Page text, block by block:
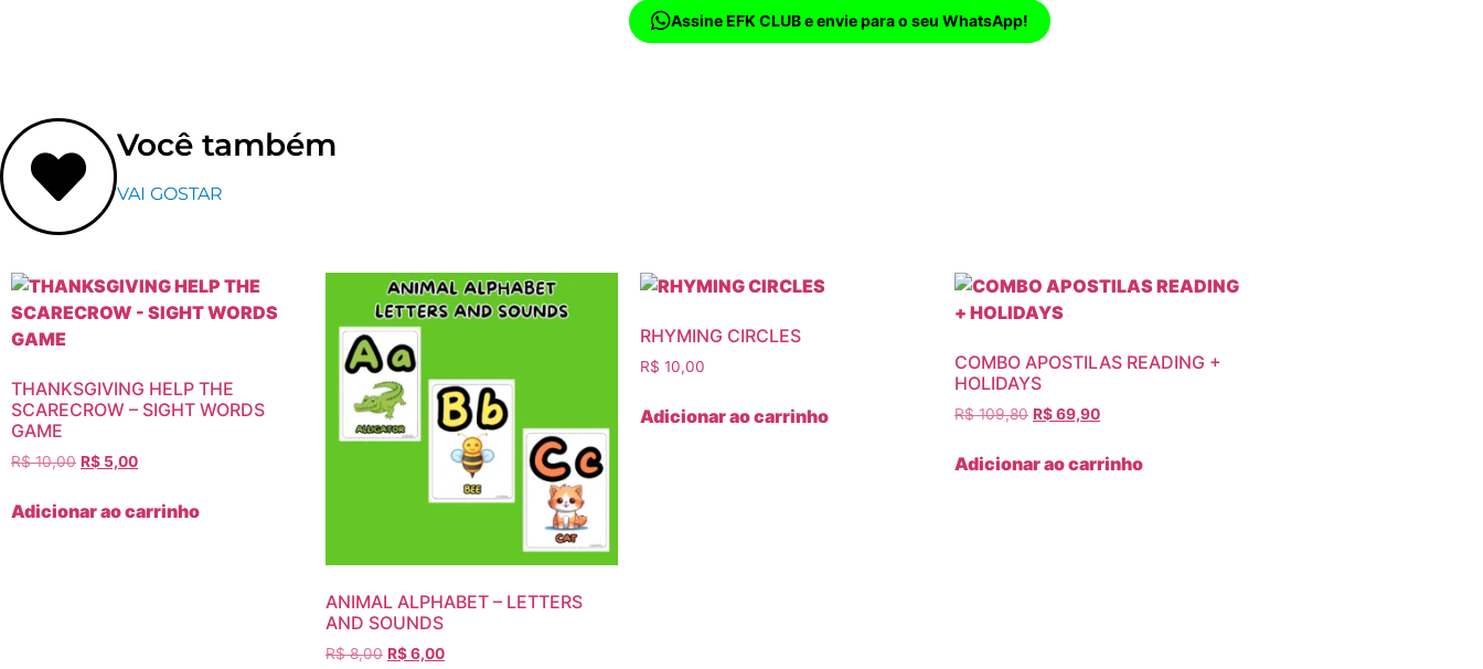
Assine EFK CLUB e envie para o seu WhatsApp!
Você também
VAI GOSTAR
THANKSGIVING HELP THE
SCARECROW – SIGHT WORDS
GAME
R$10,00 R$ 5,00
Adicionar ao carrinho
ANIMAL ALPHABET – LETTERS
AND SOUNDS
R$8,00 R$6,00
RHYMING CIRCLES
R$ 10,00
Adicionar ao carrinho
COMBO APOSTILAS READING +
HOLIDAYS
R$109,80 R$69,90
Adicionar ao carrinho